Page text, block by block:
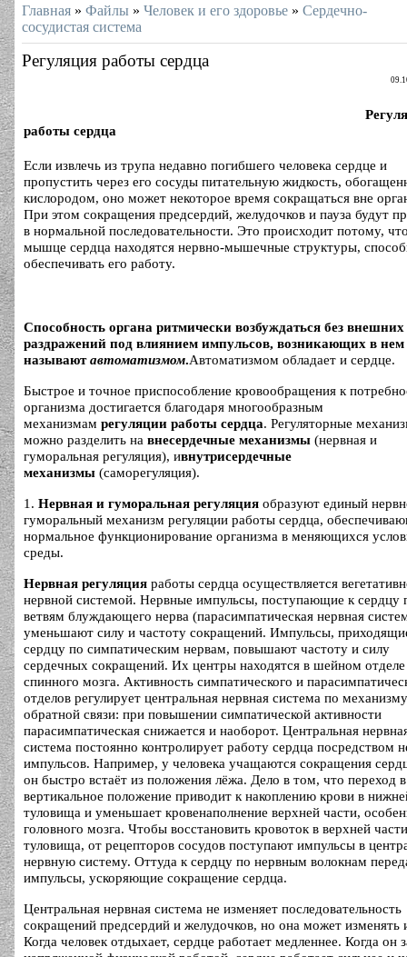
Главная » Файлы » Человек и его здоровье » Сердечно-
сосудистая система
Регуляция работы сердца
работы сердца
Если извлечь из трупа недавно погибшего человека сердце и
пропустить через его сосуды питательную жидкость,
кислородом, оно может некоторое время сокращаться вне
При этом сокращения предсердий, желудочков и пауза будут
в нормальной последовательности. Это происходит потому,
мышце сердца находятся нервно-мышечные структуры,
обеспечивать его работу.
Способность органа ритмически возбуждаться без внешних
раздражений под влиянием импульсов, возникающих в
называютавтоматизмом.Автоматизмом обладает и сердце.
Быстрое и точное приспособление кровообращения к
организма достигается благодаря многообразным
механизмам регуляции работы сердца. Регуляторные
можно разделить на внесердечные механизмы (нервная и
гуморальная регуляция), ивнутрисердечные
механизмы (саморегуляция).
1. Нервная и гуморальная регуляция образуют единый
гуморальный механизм регуляции работы сердца,
нормальное функционирование организма в меняющихся
среды.
Нервная регуляция работы сердца осуществляется
нервной системой. Нервные импульсы, поступающие к сердцу
ветвям блуждающего нерва (парасимпатическая нервная
уменьшают силу и частоту сокращений. Импульсы,
сердцу по симпатическим нервам, повышают частоту и силу
сердечных сокращений. Их центры находятся в шейном отделе
спинного мозга. Активность симпатического и
отделов регулирует центральная нервная система по механизму
обратной связи: при повышении симпатической активности
парасимпатическая снижается и наоборот. Центральная
система постоянно контролирует работу сердца посредством
импульсов. Например, у человека учащаются сокращения
он быстро встаёт из положения лёжа. Дело в том, что переход в
вертикальное положение приводит к накоплению крови в
туловища и уменьшает кровенаполнение верхней части,
головного мозга. Чтобы восстановить кровоток в верхней части
туловища, от рецепторов сосудов поступают импульсы в
нервную систему. Оттуда к сердцу по нервным волокнам
импульсы, ускоряющие сокращение сердца.
Центральная нервная система не изменяет последовательность
сокращений предсердий и желудочков, но она может изменять
Когда человек отдыхает, сердце работает медленнее. Когда он